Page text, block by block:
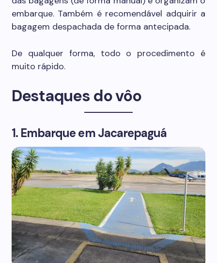
embarque. Também é recomendável adquirir a
bagagem despachada de forma antecipada.
De qualquer forma, todo o procedimento é
muito rápido.
Destaques do vôo
1. Embarque em Jacarepaguá